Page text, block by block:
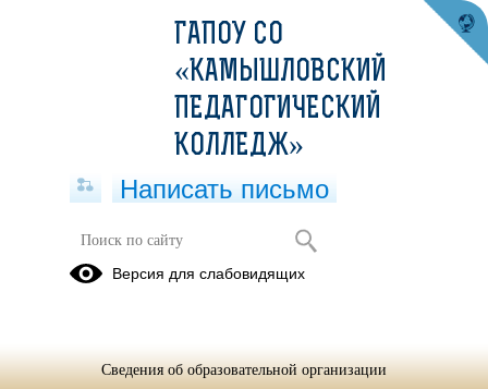
Конкурс Лучший работник
Камышловского педагогического
Итоги
ГАПОУ СО
«КАМЫШЛОВСКИЙ
ПЕДАГОГИЧЕСКИЙ
КОЛЛЕДЖ»
Написать письмо
Версия для слабовидящих
Сведения об образовательной организации